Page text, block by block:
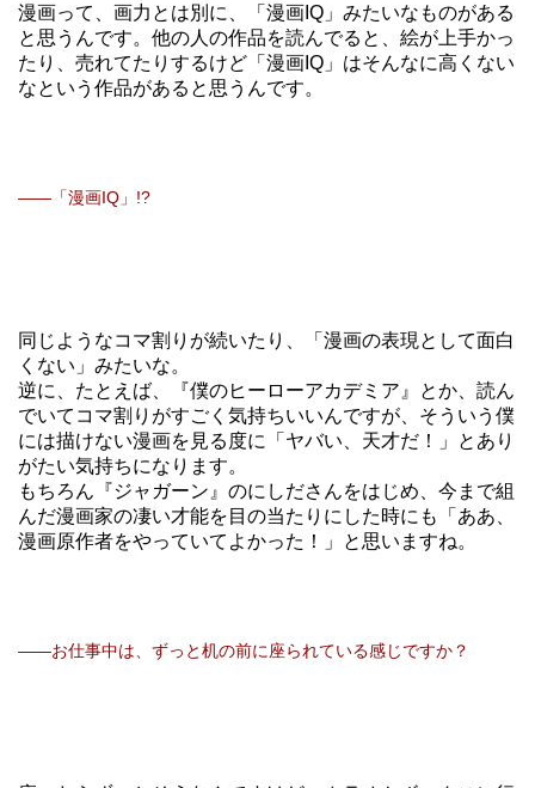
漫画って、画力とは別に、「漫画IQ」みたいなものがある
と思うんです。他の人の作品を読んでると、絵が上手かっ
たり、売れてたりするけど「漫画IQ」はそんなに高くない
なという作品があると思うんです。
――「漫画IQ」!?
同じようなコマ割りが続いたり、「漫画の表現として面白
くない」みたいな。
逆に、たとえば、『僕のヒーローアカデミア』とか、読ん
でいてコマ割りがすごく気持ちいいんですが、そういう僕
には描けない漫画を見る度に「ヤバい、天才だ！」とあり
がたい気持ちになります。
もちろん『ジャガーン』のにしださんをはじめ、今まで組
んだ漫画家の凄い才能を目の当たりにした時にも「ああ、
漫画原作者をやっていてよかった！」と思いますね。
――お仕事中は、ずっと机の前に座られている感じですか？